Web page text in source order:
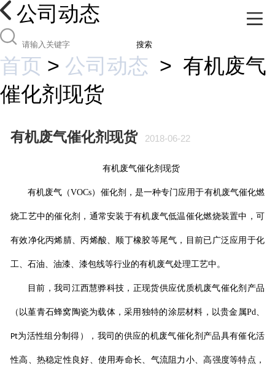
公司动态
搜索
首页 > 公司动态 > 有机废气
催化剂现货
有机废气催化剂现货 2018-06-22
有机废气催化剂现货
有机废气 （VOCs） 催化剂 ，是一种专门应用于有机废气催化燃
烧工艺中的催化剂，通常安装于有机废气低温催化燃烧装置中，可
有效净化丙烯腈、丙烯酸、顺丁橡胶等尾气，目前已广泛应用于化
工、石油、油漆、漆包线等行业的有机废气处理工艺中。
目前，我司江西慧骅科技，正现货供应优质机废气催化剂 产品
（以堇青石蜂窝陶瓷为载体，采用独特的涂层材料，以贵金属Pd
Pt为活性组分制得），我司的供应的机废气催化剂 产品具有催化活
性高、热稳定性良好、使用寿命长、气流阻力小、高强度等特点，